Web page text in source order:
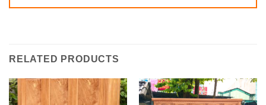
RELATED PRODUCTS